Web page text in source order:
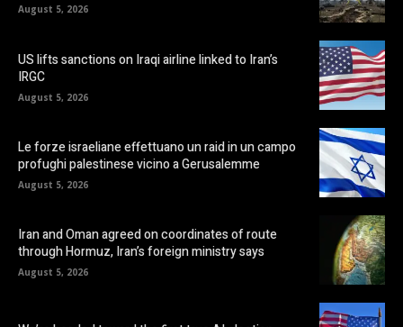
August 5, 2026
US lifts sanctions on Iraqi airline linked to Iran’s
IRGC
August 5, 2026
Le forze israeliane effettuano un raid in un campo
profughi palestinese vicino a Gerusalemme
August 5, 2026
Iran and Oman agreed on coordinates of route
through Hormuz, Iran’s foreign ministry says
August 5, 2026